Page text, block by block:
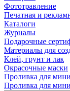
Фототравление
Печатная и
Каталоги
Журналы
Подарочные
Материалы для
Клей, грунт и лак
Окрасочные маски
Проливка для
Проливка для